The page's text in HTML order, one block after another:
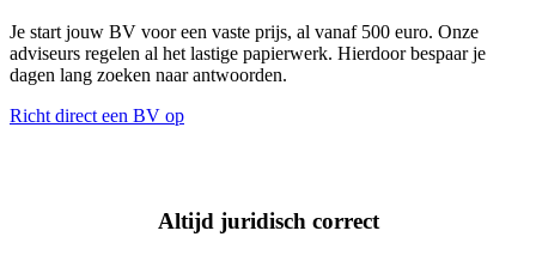
Je start jouw BV voor een vaste prijs, al vanaf 500 euro. Onze
adviseurs regelen al het lastige papierwerk. Hierdoor bespaar je
dagen lang zoeken naar antwoorden.
Richt direct een BV op
Altijd juridisch correct